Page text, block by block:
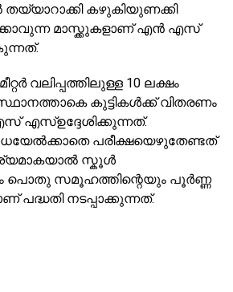
കഴുകിയുണക്കി
മാസ്ക്കുകളാണ് എൻ എസ്
വലിപ്പത്തിലുള്ള 10 ലക്ഷം
കുട്ടികൾക്ക് വിതരണം
എസ്ഉദ്ദേശിക്കുന്നത്.
പരീക്ഷയെഴുതേണ്ടത്
സ്കൂൾ
സമൂഹത്തിന്റെയും പൂർണ്ണ
പദ്ധതി നടപ്പാക്കുന്നത്.